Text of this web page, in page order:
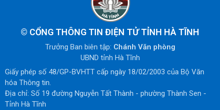
© CỔNG THÔNG TIN ĐIỆN TỬ TỈNH HÀ TĨNH
Trưởng Ban biên tập: Chánh Văn phòng
UBND tỉnh Hà Tĩnh
Giấy phép số 48/GP-BVHTT cấp ngày 18/02/2003 của Bộ Văn
hóa Thông tin.
Địa chỉ: Số 19 đường Nguyễn Tất Thành - phường Thành Sen -
Tỉnh Hà Tĩnh